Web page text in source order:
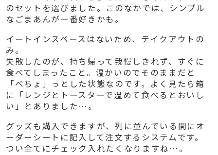
のセットを選びました。このなかでは、シンプル
なごまあんが一番好きかも。
イートインスペースはないため、テイクアウトの
み。
失敗したのが、持ち帰って我慢しきれず、すぐに
食べてしまったこと。温かいのでそのままだと
「べちょ」っとした状態なのです。よく見たら箱
に「レンジとトースターで温めて食べるとおいし
い」とありました…。
グッズも購入できますが、列に並んでいる間にオ
ーダーシートに記入して注文するシステムです。
つい全てにチェック入れたくなりますね…。